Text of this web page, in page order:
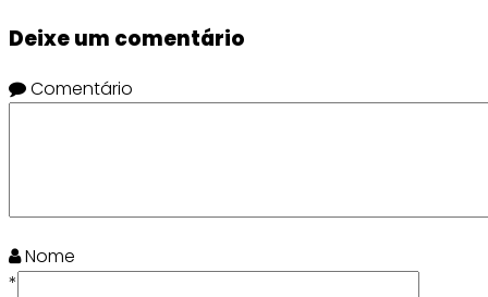
Deixe um comentário
Comentário
Nome
*